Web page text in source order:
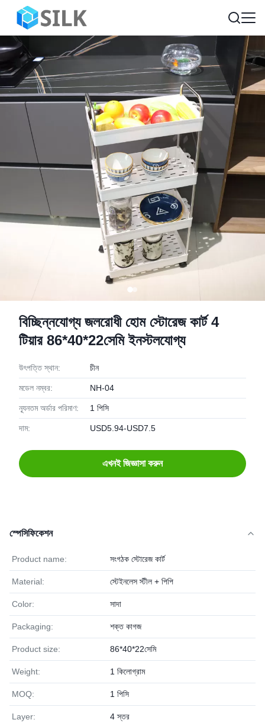
বিচ্ছিন্নযোগ্য জলরোধী হোম স্টোরেজ কার্ট 4
টিয়ার 86*40*22সেমি ইনস্টলযোগ্য
উৎপত্তি স্থান: চীন
মডেল নম্বর: NH-04
ন্যূনতম অর্ডার পরিমাণ: 1 পিসি
দাম: USD5.94-USD7.5
এখনই জিজ্ঞাসা করুন
স্পেসিফিকেশন
Product name: সংগঠক স্টোরেজ কার্ট
Material: স্টেইনলেস স্টীল + পিপি
Color: সাদা
Packaging: শক্ত কাগজ
Product size: 86*40*22সেমি
Weight: 1 কিলোগ্রাম
MOQ: 1 পিসি
Layer: 4 স্তর